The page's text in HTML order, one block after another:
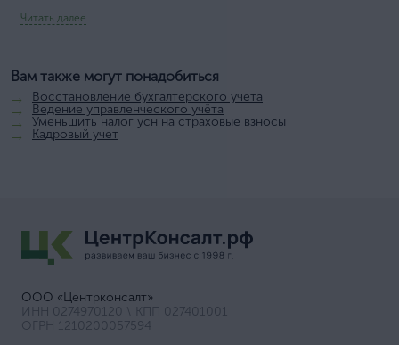
Читать далее
Вам также могут понадобиться
Восстановление бухгалтерского учета
Ведение управленческого учёта
Уменьшить налог усн на страховые взносы
Кадровый учет
ООО «Центрконсалт»
ИНН 0274970120 \ КПП 027401001
ОГРН 1210200057594